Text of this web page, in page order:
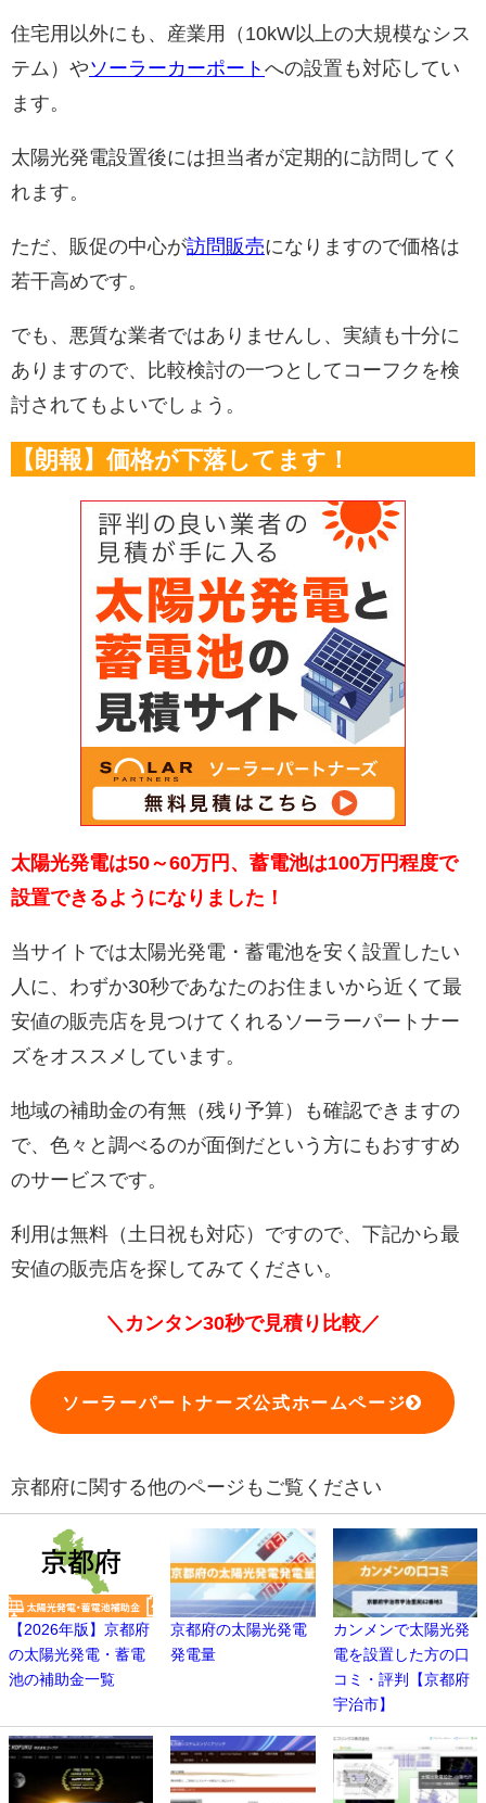
住宅用以外にも、産業用（10kW以上の大規模なシス
テム）やソーラーカーポート への設置も対応してい
ます。
太陽光発電設置後には担当者が定期的に訪問してく
れます。
ただ、販促の中心が訪問販売になりますので価格は
若干高めです。
でも、悪質な業者ではありませんし、実績も十分に
ありますので、比較検討の一つとしてコーフクを検
討されてもよいでしょう。
【朗報】価格が下落してます！
太陽光発電は50～60万円、蓄電池は100万円程度で
設置できるようになりました！
当サイトでは太陽光発電・蓄電池を安く設置したい
人に、わずか30秒であなたのお住まいから近くて最
安値の販売店を見つけてくれるソーラーパートナー
ズをオススメしています。
地域の補助金の有無（残り予算）も確認できますの
で、色々と調べるのが面倒だという方にもおすすめ
のサービスです。
利用は無料（土日祝も対応）ですので、下記から最
安値の販売店を探してみてください。
＼カンタン30秒で見積り比較／
ソーラーパートナーズ公式ホームページ
京都府に関する他のページもご覧ください
【2026年版】京都府
の太陽光発電・蓄電
池の補助金一覧
京都府の太陽光発電
発電量
カンメンで太陽光発
電を設置した方の口
コミ・評判【京都府
宇治市】